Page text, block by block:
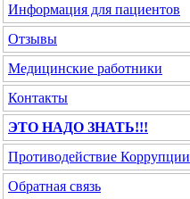
Информация для пациентов
Отзывы
Медицинские работники
Контакты
ЭТО НАДО ЗНАТЬ!!!
Противодействие Коррупции
Обратная связь